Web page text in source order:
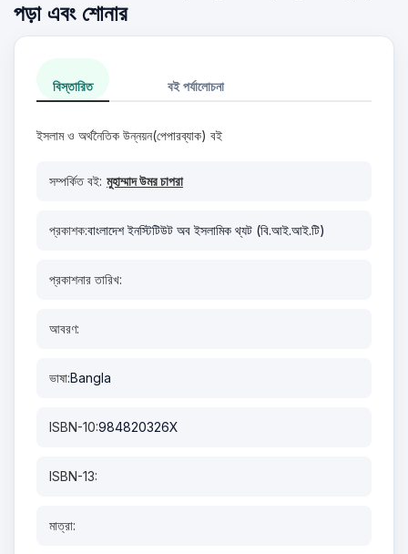
পড়া এবং শোনার
বিস্তারিত বই পর্যালোচনা
ইসলাম ও অর্থনৈতিক উন্নয়ন(পেপারব্যাক) বই
সম্পর্কিত বই: মুহাম্মাদ উমর চাপরা
প্রকাশক:বাংলাদেশ ইনস্টিটিউট অব ইসলামিক থ্যট (বি.আই.আই.টি)
প্রকাশনার তারিখ:
আবরণ:
ভাষা:Bangla
ISBN-10:984820326X
ISBN-13:
মাত্রা: